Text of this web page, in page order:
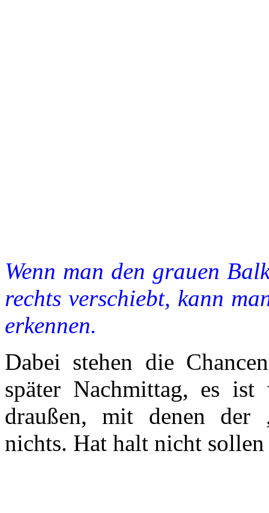
Wenn man den grauen
rechts verschiebt, kann
erkennen.
Dabei stehen die
später Nachmittag, es
draußen, mit denen der
nichts. Hat halt nicht sollen